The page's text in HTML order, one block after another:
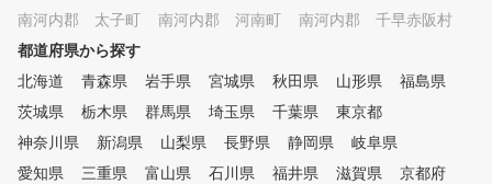
南河内郡 太子町
南河内郡 河南町
南河内郡 千早赤阪村
都道府県から探す
北海道
青森県 岩手県 宮城県 秋田県 山形県
福島県
茨城県
栃木県 群馬県 埼玉県 千葉県
東京都
神奈川県
新潟県 山梨県 長野県 静岡県
岐阜県
愛知県
三重県 富山県 石川県 福井県 滋賀県
京都府